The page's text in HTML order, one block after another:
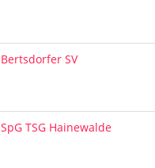
Bertsdorfer SV
SpG TSG Hainewalde